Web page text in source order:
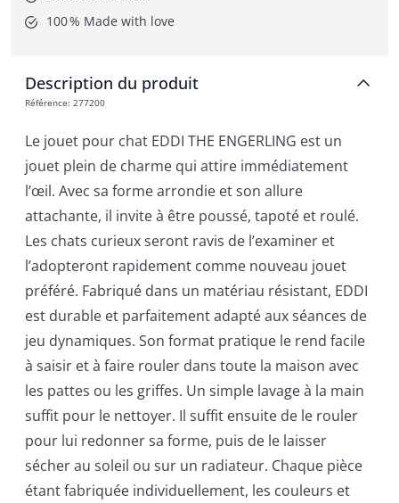
100 % Made with love
Description du produit
Référence: 277200
Le jouet pour chat EDDI THE ENGERLING est un
jouet plein de charme qui attire immédiatement
l’œil. Avec sa forme arrondie et son allure
attachante, il invite à être poussé, tapoté et roulé.
Les chats curieux seront ravis de l’examiner et
l’adopteront rapidement comme nouveau jouet
préféré. Fabriqué dans un matériau résistant, EDDI
est durable et parfaitement adapté aux séances de
jeu dynamiques. Son format pratique le rend facile
à saisir et à faire rouler dans toute la maison avec
les pattes ou les griffes. Un simple lavage à la main
suffit pour le nettoyer. Il suffit ensuite de le rouler
pour lui redonner sa forme, puis de le laisser
sécher au soleil ou sur un radiateur. Chaque pièce
étant fabriquée individuellement, les couleurs et